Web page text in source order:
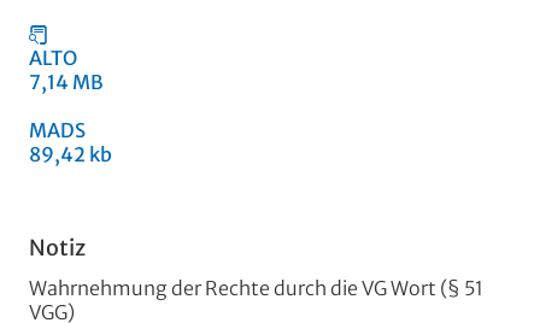
ALTO
7,14 MB
MADS
89,42 kb
Notiz
Wahrnehmung der Rechte durch die VG Wort (§ 51
VGG)